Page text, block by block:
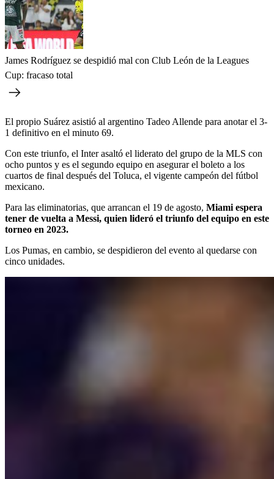
James Rodríguez se despidió mal con Club León de la Leagues
Cup: fracaso total
El propio Suárez asistió al argentino Tadeo Allende para anotar el 3-
1 definitivo en el minuto 69.
Con este triunfo, el Inter asaltó el liderato del grupo de la MLS con
ocho puntos y es el segundo equipo en asegurar el boleto a los
cuartos de final después del Toluca, el vigente campeón del fútbol
mexicano.
Para las eliminatorias, que arrancan el 19 de agosto, Miami espera
tener de vuelta a Messi, quien lideró el triunfo del equipo en este
torneo en 2023.
Los Pumas, en cambio, se despidieron del evento al quedarse con
cinco unidades.